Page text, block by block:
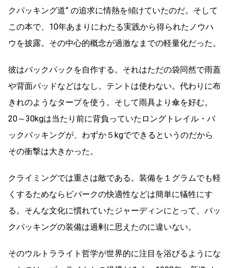
クパッキング道” の追求に情熱を傾けていたのだ。そして
この本で、10年あまりにわたる実践から得られたノウハ
ウを披露。その中心的概念が過激なまでの軽量化だった。
彼はバックパックを自作する。それはただの袋同然で雨蓋
や背面パッドなどはなし。テントは使わない。代わりに布
きれのようなタープを使う。そして雨具より傘を好む。
20～30kgは当たり前に背負っていたロングトレイル・バ
ックパッキングが、わずか５kgでできるというのだから
その衝撃は大きかった。
クライミングでは重さは敵である。装備を１グラムでも軽
くするためならビバークの快適性などは簡単に犠牲にす
る。そんな文化に慣れていたジャーディンにとって、バッ
クパッキングの装備は過剰に思えたのに違いない。
そのウルトラライト哲学が世界的に注目を浴びるようにな